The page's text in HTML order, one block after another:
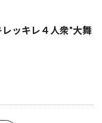
ッキレ４人衆"大舞